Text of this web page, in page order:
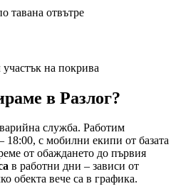
тавана отвътре
на покрива
в Разлог?
служба. Работим
18:00, с мобилни екипи от базата
от обаждането до първия
в работни дни – зависи от
обекта вече са в графика.